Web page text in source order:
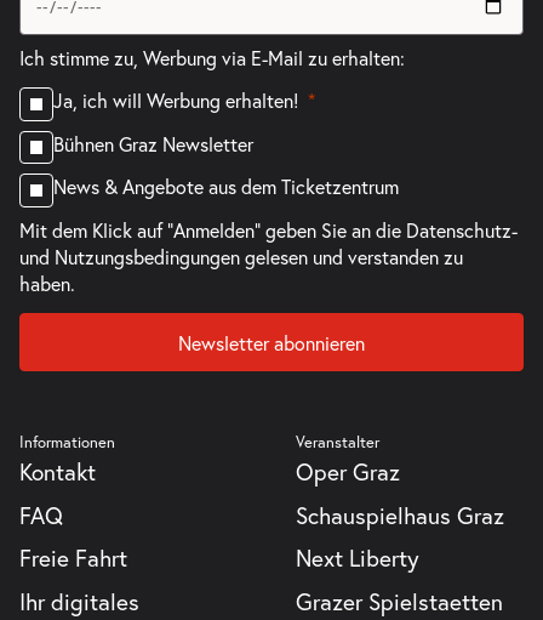
Ich stimme zu, Werbung via E-Mail zu erhalten:
Ja, ich will Werbung erhalten!
Bühnen Graz Newsletter
News & Angebote aus dem Ticketzentrum
Mit dem Klick auf "Anmelden" geben Sie an die Datenschutz-
und Nutzungsbedingungen gelesen und verstanden zu
haben.
Newsletter abonnieren
Informationen
Kontakt
FAQ
Freie Fahrt
Ihr digitales
Veranstalter
Oper Graz
Schauspielhaus Graz
Next Liberty
Grazer Spielstaetten